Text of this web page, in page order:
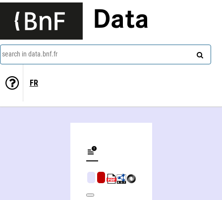
Data
search in data.bnf.fr
FR